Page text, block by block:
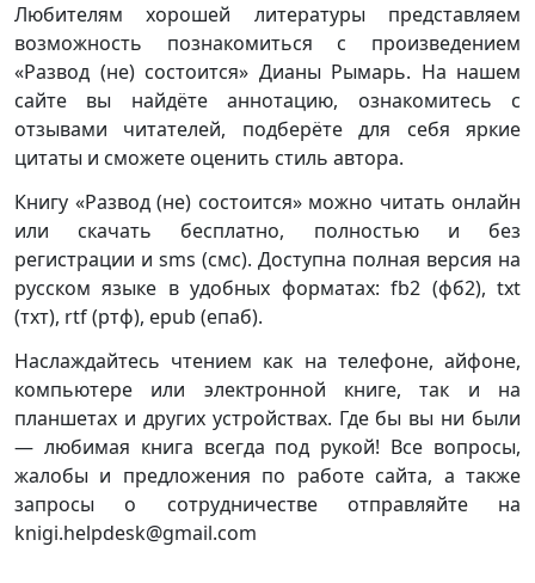
Любителям хорошей литературы представляем
возможность познакомиться с произведением
«Развод (не) состоится» Дианы Рымарь. На нашем
сайте вы найдёте аннотацию, ознакомитесь с
отзывами читателей, подберёте для себя яркие
цитаты и сможете оценить стиль автора.
Книгу «Развод (не) состоится» можно читать онлайн
или скачать бесплатно, полностью и без
регистрации и sms (смс). Доступна полная версия на
русском языке в удобных форматах: fb2 (фб2), txt
(тхт), rtf (ртф), epub (епаб).
Наслаждайтесь чтением как на телефоне, айфоне,
компьютере или электронной книге, так и на
планшетах и других устройствах. Где бы вы ни были
— любимая книга всегда под рукой! Все вопросы,
жалобы и предложения по работе сайта, а также
запросы о сотрудничестве отправляйте на
knigi.helpdesk@gmail.com